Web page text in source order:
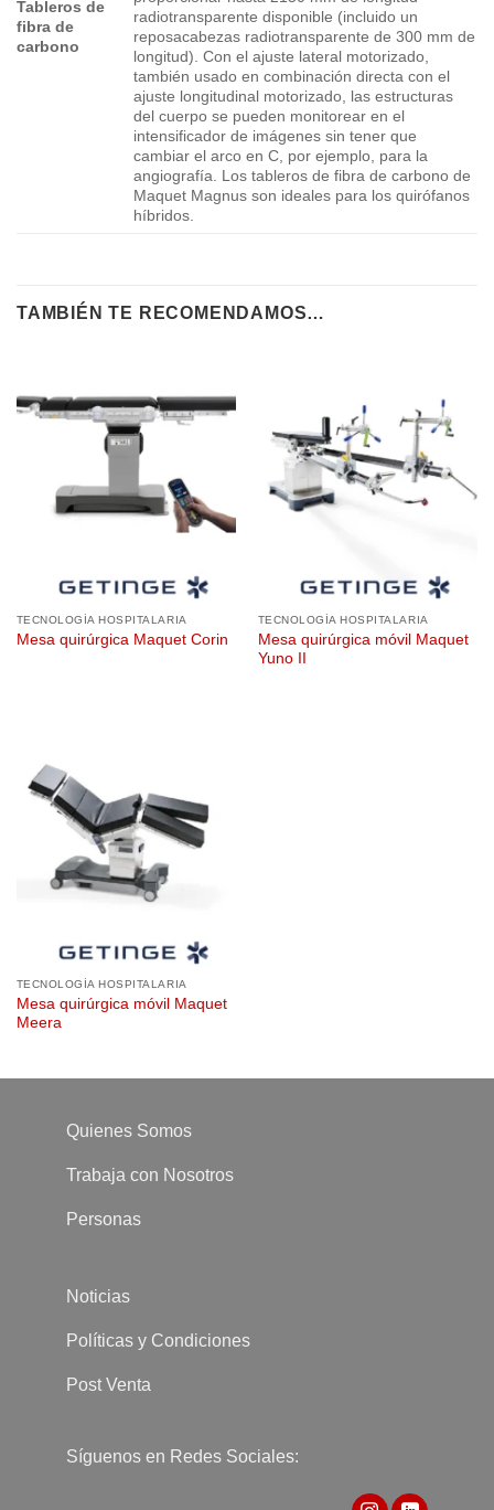
Tableros de
fibra de
carbono
radiotransparente disponible (incluido un
reposacabezas radiotransparente de 300 mm de
longitud). Con el ajuste lateral motorizado,
también usado en combinación directa con el
ajuste longitudinal motorizado, las estructuras
del cuerpo se pueden monitorear en el
intensificador de imágenes sin tener que
cambiar el arco en C, por ejemplo, para la
angiografía. Los tableros de fibra de carbono de
Maquet Magnus son ideales para los quirófanos
híbridos.
TAMBIÉN TE RECOMENDAMOS…
TECNOLOGÍA HOSPITALARIA
Mesa quirúrgica Maquet Corin
TECNOLOGÍA HOSPITALARIA
Mesa quirúrgica móvil Maquet
Yuno II
TECNOLOGÍA HOSPITALARIA
Mesa quirúrgica móvil Maquet
Meera
Quienes Somos
Trabaja con Nosotros
Personas
Noticias
Políticas y Condiciones
Post Venta
Síguenos en Redes Sociales: